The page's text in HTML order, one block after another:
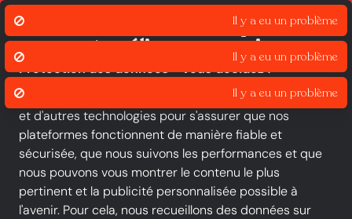
Nous utilisons des cookies pour
assurer et améliorer nos services.
Protection des données - vous décidez !
Le groupe iOU et nos partenaires utilisent des cookies
et d'autres technologies pour s'assurer que nos
plateformes fonctionnent de manière fiable et
sécurisée, que nous suivons les performances et que
nous pouvons vous montrer le contenu le plus
pertinent et la publicité personnalisée possible à
l'avenir. Pour cela, nous recueillons des données sur
Toutes les catégories Nouveautés Promotions
-20 %